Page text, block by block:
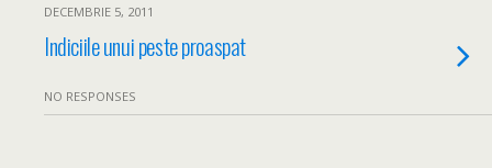
DECEMBRIE 5, 2011
Indiciile unui peste proaspat
NO RESPONSES